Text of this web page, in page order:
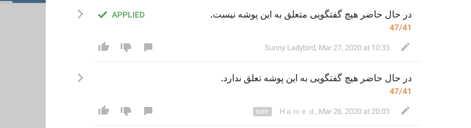
APPLIED در حال حاضر هیچ گفتگویی متعلق به این پوشه نیست.
47/41
Sunny Ladybird, Mar 27, 2020 at 10:33
در حال حاضر هیچ گفتگویی به این پوشه تعلق ندارد.
47/41
Hａｍｅｄ , Mar 26, 2020 at 20:03